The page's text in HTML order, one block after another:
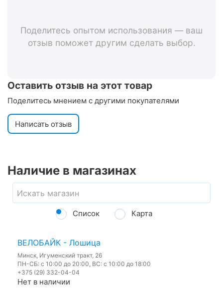
Поделитесь опытом использования — ваш
отзыв поможет другим сделать выбор.
Оставить отзыв на этот товар
Поделитесь мнением с другими покупателями
Написать отзыв
Наличие в магазинах
Список Карта
ВЕЛОБАЙК - Лошица
Минск, Игуменский тракт, 26
ПН-СБ: с 10:00 до 20:00, ВС: с 10:00 до 18:00
+375 (29) 332-04-04
Нет в наличии